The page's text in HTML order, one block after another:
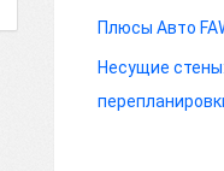
Плюсы Авто
Несущие